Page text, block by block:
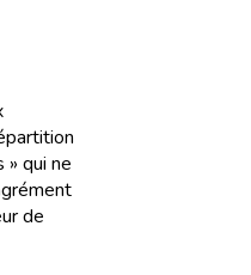
qui ne
de